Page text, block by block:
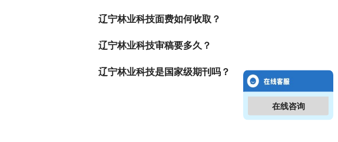
辽宁林业科技面费如何收取？
辽宁林业科技审稿要多久？
辽宁林业科技是国家级期刊吗？
在线咨询